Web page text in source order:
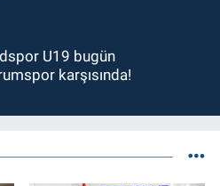
U19 bugün
karşısında!